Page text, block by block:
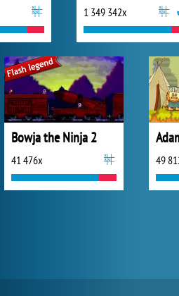
1 349 342x
Bowja the Ninja 2
41 476x 49